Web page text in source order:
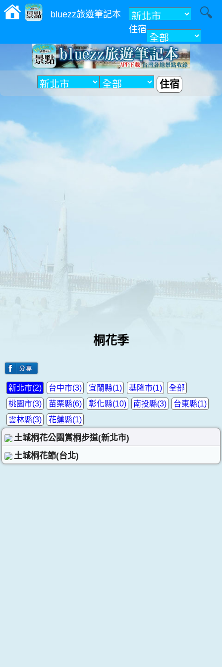
bluezz旅遊筆記本
住宿
附近
住宿
桐花季
全部
新北市(2) 台中市(3) 宜蘭縣(1)
基隆市(1)
桃園市(3)
苗栗縣(6) 彰化縣(10) 南投縣(3)
台東縣(1)
雲林縣(3)
花蓮縣(1)
土城桐花公園賞桐步道(新北市)
土城桐花節(台北)